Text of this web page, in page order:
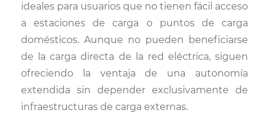
ideales para usuarios que no tienen fácil acceso
a estaciones de carga o puntos de carga
domésticos. Aunque no pueden beneficiarse
de la carga directa de la red eléctrica, siguen
ofreciendo la ventaja de una autonomía
extendida sin depender exclusivamente de
infraestructuras de carga externas.